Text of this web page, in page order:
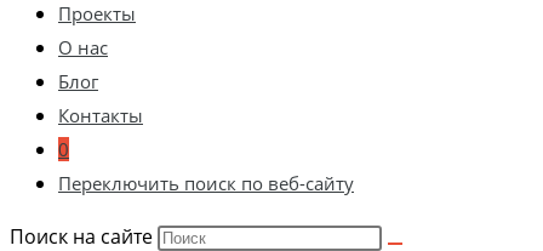
Проекты
О нас
Блог
Контакты
0
Переключить поиск по веб-сайту
Поиск на сайте